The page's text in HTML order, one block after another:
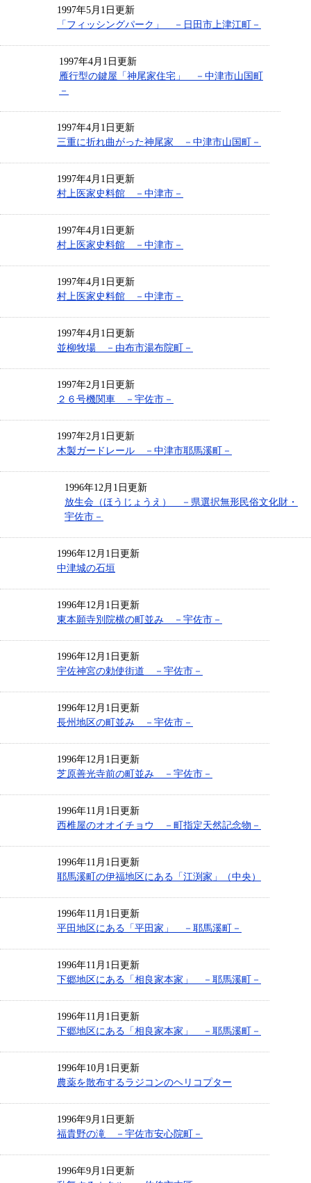
1997年5月1日更新
「フィッシングパーク」 －日田市上津江町－
1997年4月1日更新
雁行型の鍵屋「神尾家住宅」 －中津市山国町
－
1997年4月1日更新
三重に折れ曲がった神尾家 －中津市山国町－
1997年4月1日更新
村上医家史料館 －中津市－
1997年4月1日更新
村上医家史料館 －中津市－
1997年4月1日更新
村上医家史料館 －中津市－
1997年4月1日更新
並柳牧場 －由布市湯布院町－
1997年2月1日更新
２６号機関車 －宇佐市－
1997年2月1日更新
木製ガードレール －中津市耶馬溪町－
1996年12月1日更新
放生会（ほうじょうえ） －県選択無形民俗文化財・
宇佐市－
1996年12月1日更新
中津城の石垣
1996年12月1日更新
東本願寺別院横の町並み －宇佐市－
1996年12月1日更新
宇佐神宮の勅使街道 －宇佐市－
1996年12月1日更新
長州地区の町並み －宇佐市－
1996年12月1日更新
芝原善光寺前の町並み －宇佐市－
1996年11月1日更新
西椎屋のオオイチョウ －町指定天然記念物－
1996年11月1日更新
耶馬溪町の伊福地区にある「江渕家」（中央）
1996年11月1日更新
平田地区にある「平田家」 －耶馬溪町－
1996年11月1日更新
下郷地区にある「相良家本家」 －耶馬溪町－
1996年11月1日更新
下郷地区にある「相良家本家」 －耶馬溪町－
1996年10月1日更新
農薬を散布するラジコンのヘリコプター
1996年9月1日更新
福貴野の滝 －宇佐市安心院町－
1996年9月1日更新